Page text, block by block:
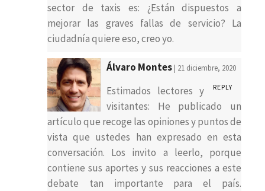
sector de taxis es: ¿Están dispuestos a
mejorar las graves fallas de servicio? La
ciudadnía quiere eso, creo yo.
Álvaro Montes | 21 diciembre, 2020
REPLY
Estimados lectores y
visitantes: He publicado un
artículo que recoge las opiniones y puntos de
vista que ustedes han expresado en esta
conversación. Los invito a leerlo, porque
contiene sus aportes y sus reacciones a este
debate tan importante para el país.